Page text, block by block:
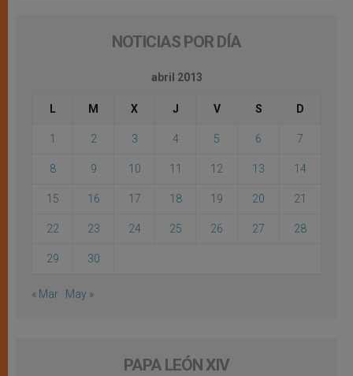
NOTICIAS POR DÍA
abril 2013
L M X J V S D
1 2 3 4 5 6 7
8 9 10 11 12 13 14
15 16 17 18 19 20 21
22 23 24 25 26 27 28
29 30
« Mar May »
PAPA LEÓN XIV